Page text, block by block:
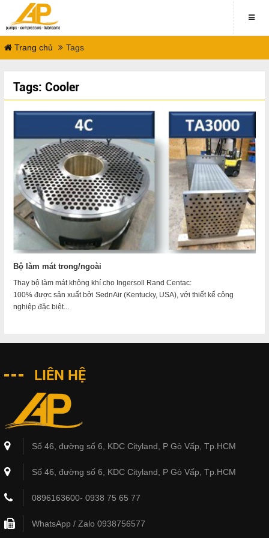
Trang chủ Tags
Tags: Cooler
Bộ làm mát trong/ngoài
Thay bộ làm mát không khí cho Ingersoll Rand Centac:
100% được sản xuất bởi SednAir (Kentucky, USA), với thiết kế công
nghiệp đặc biệt...
LIÊN HỆ
Số 46, đường số 6, KDC Cityland, P Gò Vấp, Tp.HCM
Số 46, đường số 6, KDC Cityland, P Gò Vấp, Tp.HCM
0896163600- 0938 75 65 77
WhatsApp / Zalo 0938756577